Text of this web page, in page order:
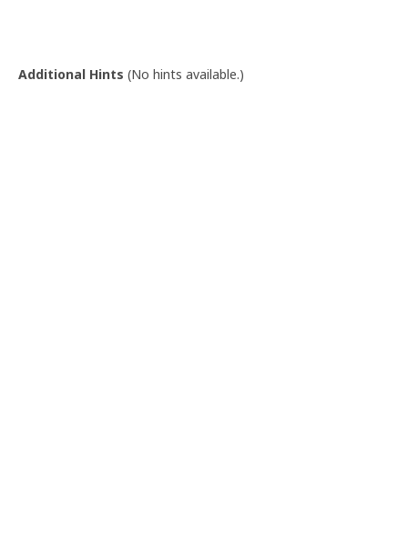
Additional Hints (No hints available.)